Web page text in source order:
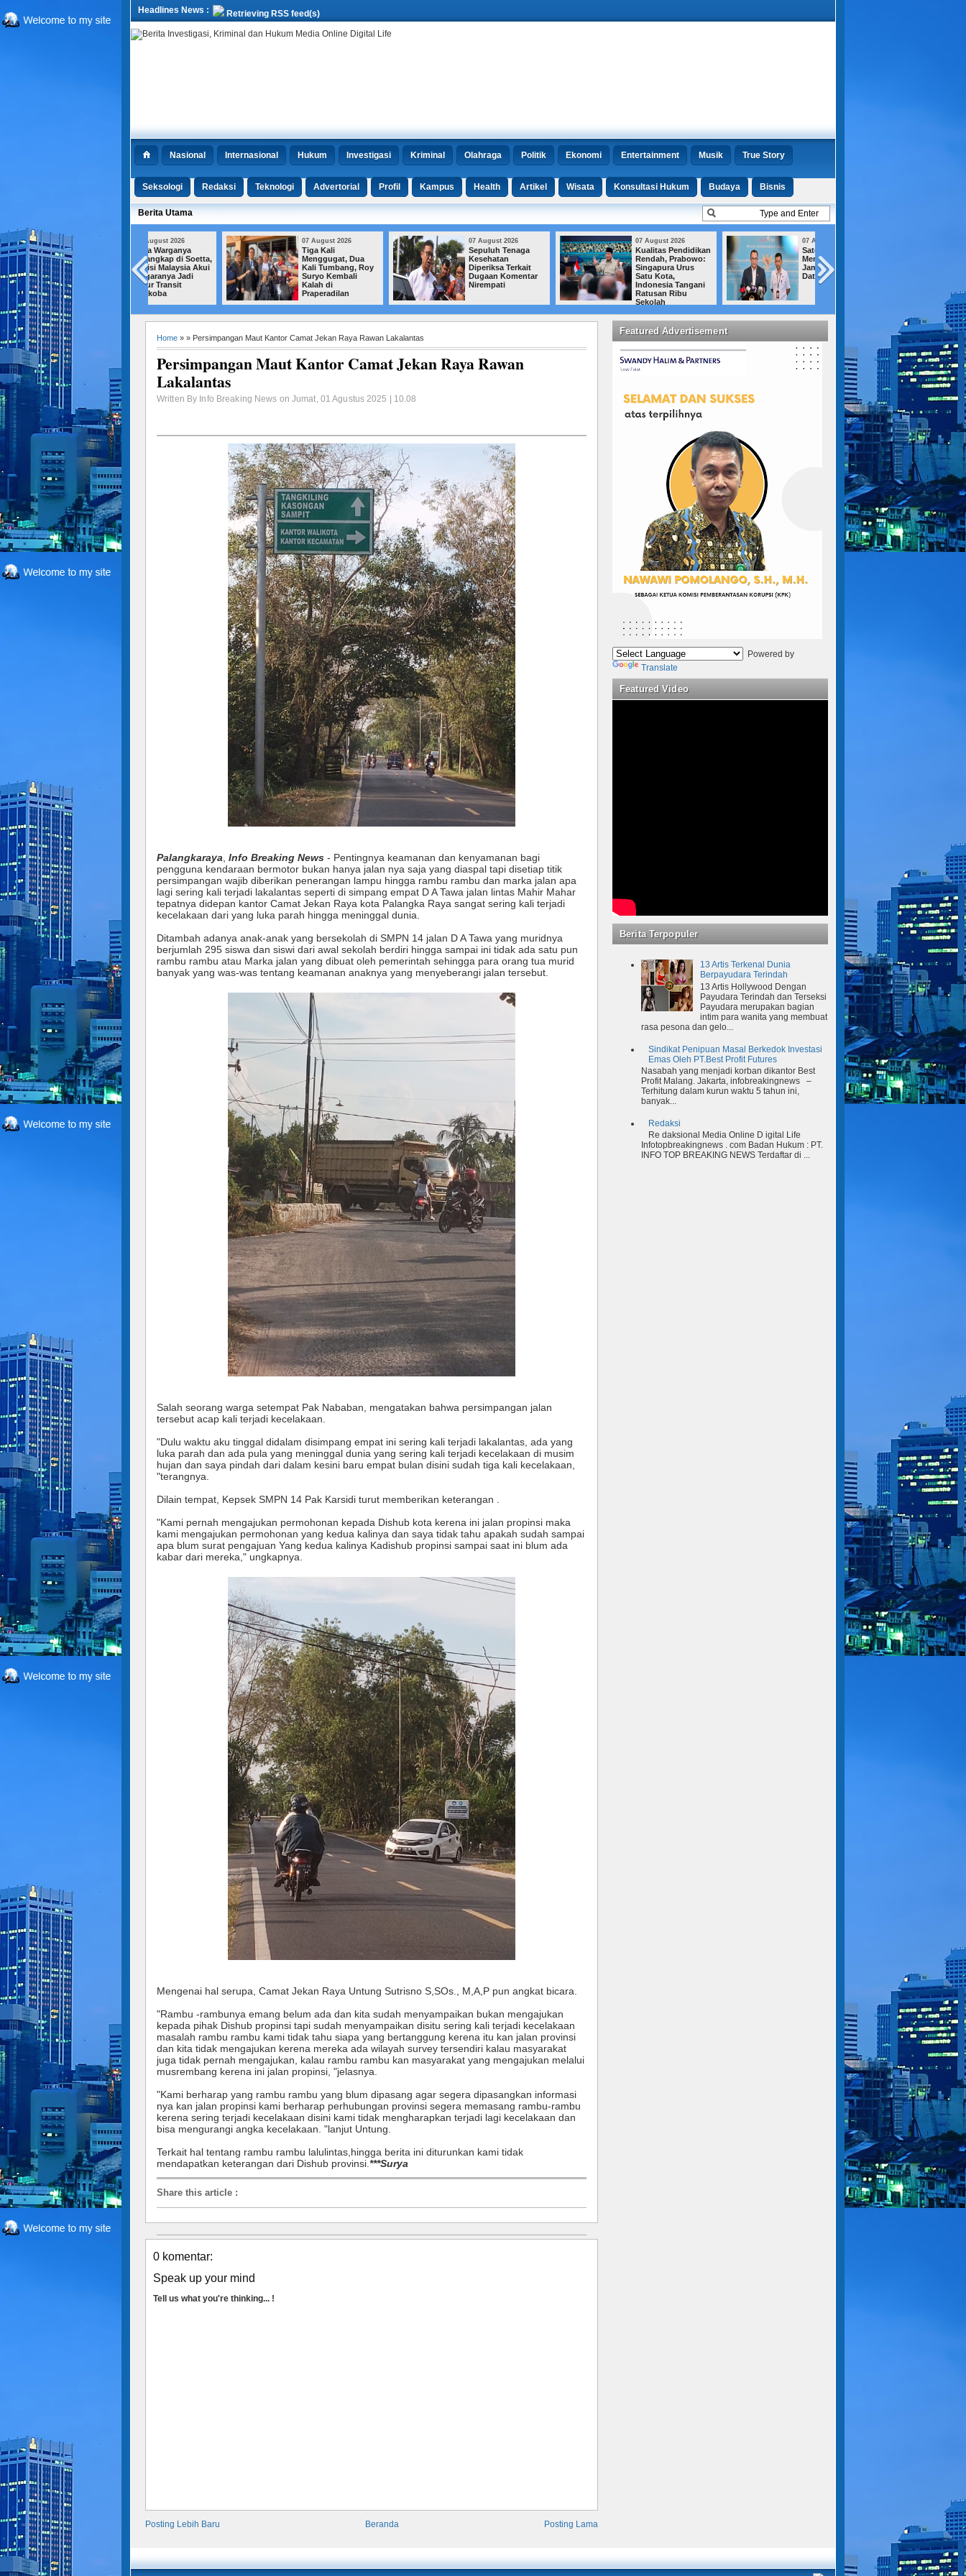
Headlines News : Retrieving RSS feed(s)
Nasional Internasional Hukum Investigasi Kriminal Olahraga Politik Ekonomi Entertainment Musik True Story
Seksologi Redaksi Teknologi Advertorial Profil Kampus Health Artikel Wisata Konsultasi Hukum Budaya Bisnis
Berita Utama
Tiga Warganya
Ditangkap di Soetta,
Polisi Malaysia Akui
Negaranya Jadi
Jalur Transit
Narkoba
07 August 2026
Tiga Kali
Menggugat, Dua
Kali Tumbang, Roy
Suryo Kembali
Kalah di
Praperadilan
07 August 2026
Sepuluh Tenaga
Kesehatan
Diperiksa Terkait
Dugaan Komentar
Nirempati
07 August 2026
Kualitas Pendidikan
Rendah, Prabowo:
Singapura Urus
Satu Kota,
Indonesia Tangani
Ratusan Ribu
Sekolah
07 August 2026
Satelit Lampung-1
Mengorbit, BRIN
Jamin Keamanan
Data Nasional
Home » » Persimpangan Maut Kantor Camat Jekan Raya Rawan Lakalantas
Persimpangan Maut Kantor Camat Jekan Raya Rawan
Lakalantas
Written By Info Breaking News on Jumat, 01 Agustus 2025 | 10.08
Palangkaraya, Info Breaking News - Pentingnya keamanan dan kenyamanan bagi
pengguna kendaraan bermotor bukan hanya jalan nya saja yang diaspal tapi disetiap titik
persimpangan wajib diberikan penerangan lampu hingga rambu rambu dan marka jalan apa
lagi sering kali terjadi lakalantas seperti di simpang empat D A Tawa jalan lintas Mahir Mahar
tepatnya didepan kantor Camat Jekan Raya kota Palangka Raya sangat sering kali terjadi
kecelakaan dari yang luka parah hingga meninggal dunia.
Ditambah adanya anak-anak yang bersekolah di SMPN 14 jalan D A Tawa yang muridnya
berjumlah 295 siswa dan siswi dari awal sekolah berdiri hingga sampai ini tidak ada satu pun
rambu rambu atau Marka jalan yang dibuat oleh pemerintah sehingga para orang tua murid
banyak yang was-was tentang keamanan anaknya yang menyeberangi jalan tersebut.
Salah seorang warga setempat Pak Nababan, mengatakan bahwa persimpangan jalan
tersebut acap kali terjadi kecelakaan.
"Dulu waktu aku tinggal didalam disimpang empat ini sering kali terjadi lakalantas, ada yang
luka parah dan ada pula yang meninggal dunia yang sering kali terjadi kecelakaan di musim
hujan dan saya pindah dari dalam kesini baru empat bulan disini sudah tiga kali kecelakaan,
"terangnya.
Dilain tempat, Kepsek SMPN 14 Pak Karsidi turut memberikan keterangan .
"Kami pernah mengajukan permohonan kepada Dishub kota kerena ini jalan propinsi maka
kami mengajukan permohonan yang kedua kalinya dan saya tidak tahu apakah sudah sampai
apa blum surat pengajuan Yang kedua kalinya Kadishub propinsi sampai saat ini blum ada
kabar dari mereka," ungkapnya.
Mengenai hal serupa, Camat Jekan Raya Untung Sutrisno S,SOs., M,A,P pun angkat bicara.
"Rambu -rambunya emang belum ada dan kita sudah menyampaikan bukan mengajukan
kepada pihak Dishub propinsi tapi sudah menyampaikan disitu sering kali terjadi kecelakaan
masalah rambu rambu kami tidak tahu siapa yang bertanggung kerena itu kan jalan provinsi
dan kita tidak mengajukan kerena mereka ada wilayah survey tersendiri kalau masyarakat
juga tidak pernah mengajukan, kalau rambu rambu kan masyarakat yang mengajukan melalui
musrembang kerena ini jalan propinsi, "jelasnya.
"Kami berharap yang rambu rambu yang blum dipasang agar segera dipasangkan informasi
nya kan jalan propinsi kami berharap perhubungan provinsi segera memasang rambu-rambu
kerena sering terjadi kecelakaan disini kami tidak mengharapkan terjadi lagi kecelakaan dan
bisa mengurangi angka kecelakaan. "lanjut Untung.
Terkait hal tentang rambu rambu lalulintas,hingga berita ini diturunkan kami tidak
mendapatkan keterangan dari Dishub provinsi. ***Surya
Share this article :
0 komentar:
Speak up your mind
Tell us what you're thinking... !
Posting Lebih Baru Posting Lama
Beranda
Featured Advertisement
Powered by
Translate
Featured Video
Berita Terpopuler
13 Artis Terkenal Dunia
Berpayudara Terindah
13 Artis Hollywood Dengan
Payudara Terindah dan Terseksi
Payudara merupakan bagian
intim para wanita yang membuat
rasa pesona dan gelo...
Sindikat Penipuan Masal Berkedok Investasi
Emas Oleh PT.Best Profit Futures
Nasabah yang menjadi korban dikantor Best
Profit Malang. Jakarta, infobreakingnews –
Terhitung dalam kurun waktu 5 tahun ini,
banyak...
Redaksi
Re daksional Media Online D igital Life
Infotopbreakingnews . com Badan Hukum : PT.
INFO TOP BREAKING NEWS Terdaftar di ...